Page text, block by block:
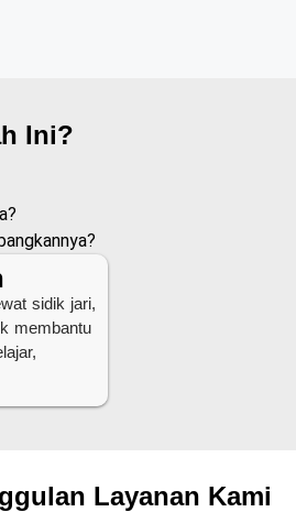
Ini?
sidik jari,
membantu
Layanan Kami